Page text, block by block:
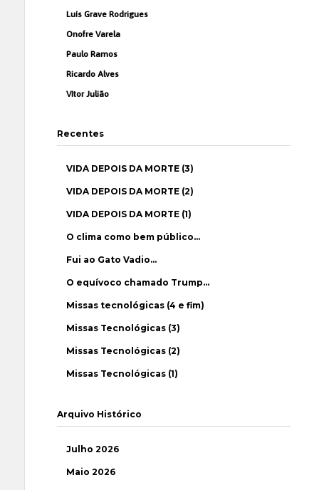
Luís Grave Rodrigues
Onofre Varela
Paulo Ramos
Ricardo Alves
Vítor Julião
Recentes
VIDA DEPOIS DA MORTE (3)
VIDA DEPOIS DA MORTE (2)
VIDA DEPOIS DA MORTE (1)
O clima como bem público…
Fui ao Gato Vadio…
O equívoco chamado Trump…
Missas tecnológicas (4 e fim)
Missas Tecnológicas (3)
Missas Tecnológicas (2)
Missas Tecnológicas (1)
Arquivo Histórico
Julho 2026
Maio 2026